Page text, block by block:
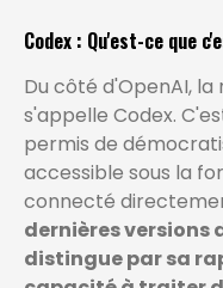
Codex : Qu'est-ce que
Du côté d'OpenAI,
s'appelle Codex.
permis de
accessible sous la
connecté
dernières versions
distingue par sa